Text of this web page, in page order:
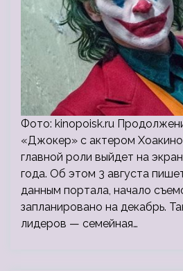
Фото: kinopoisk.ru
«Джокер» с актером
главной роли выйдет на
года. Об этом 3 августа
данным портала, начало
запланировано на декабрь.
лидеров — семейная…